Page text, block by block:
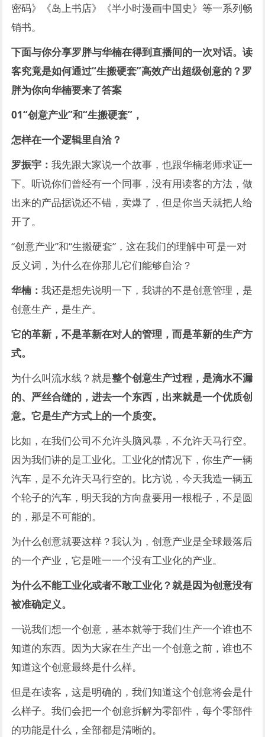
密码》《岛上书店》《半小时漫画中国史》等一系列畅
销书。
下面与你分享罗胖与华楠在得到直播间的一次对话。读
客究竟是如何通过“生搬硬套”高效产出超级创意的？罗
胖为你向华楠要来了答案
01“创意产业”和“生搬硬套”，
怎样在一个逻辑里自洽？
罗振宇：我先跟大家说一个故事，也跟华楠老师求证一
下。听说你们曾经有一个同事，没有用读客的方法，做
出来的产品据说还不错，卖爆了，但是你当天就把人给
开了。
“创意产业”和“生搬硬套”，这在我们的理解中可是一对
反义词，为什么在你那儿它们能够自洽？
华楠：我还是想先说明一下，我讲的不是创意管理，是
创意生产，是生产。
它的革新，不是革新在对人的管理，而是革新的生产方
式。
为什么叫流水线？就是整个创意生产过程，是滴水不漏
的、严丝合缝的，进去一个东西，出来就是一个优质创
意。它是生产方式上的一个质变。
比如，在我们公司不允许头脑风暴，不允许天马行空。
因为我们讲的是工业化。工业化的情况下，你生产一辆
汽车，是不允许天马行空的。比方说，今天我造一辆五
个轮子的汽车，明天我的方向盘要用一根棍子，不是圆
的，那是不可能的。
为什么创意就要这样？我认为，创意产业是全球最落后
的一个产业，它是唯一一个没有工业化的产业。
为什么不能工业化或者不敢工业化？就是因为创意没有
被准确定义。
一说我们想一个创意，基本就等于我们生产一个谁也不
知道的东西。因为大家在生产出一个创意之前，谁也不
知道这个创意最终是什么样。
但是在读客，这是明确的，我们知道这个创意将会是什
么样子。我们会把一个创意拆解为零部件，每个零部件
的功能是什么，全部都是清晰的。